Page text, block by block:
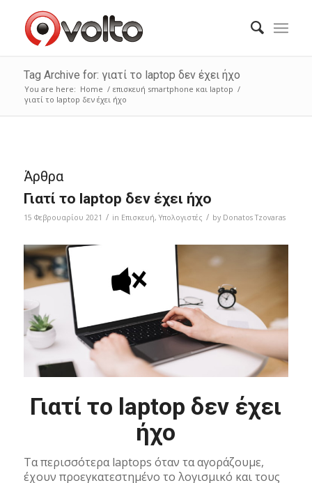
Tag Archive for: γιατί το laptop δεν έχει ήχο
You are here: Home / επισκευή smartphone και laptop /
γιατί το laptop δεν έχει ήχο
Άρθρα
Γιατί το laptop δεν έχει ήχο
15 Φεβρουαρίου 2021 / in Επισκευή, Υπολογιστές / by Donatos Tzovaras
Γιατί το laptop δεν έχει
ήχο
Τα περισσότερα laptops όταν τα αγοράζουμε,
έχουν προεγκατεστημένο το λογισμικό και τους